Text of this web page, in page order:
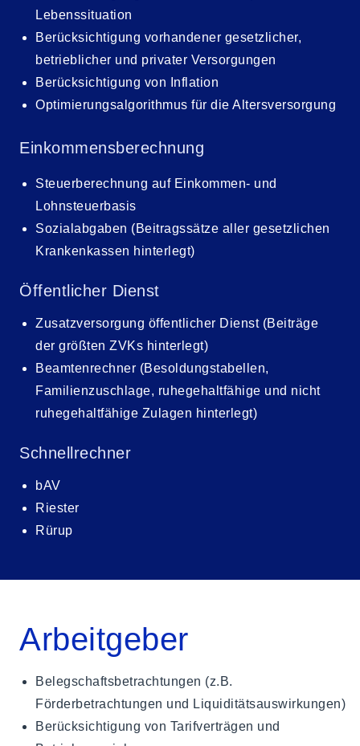
Lebenssituation
Berücksichtigung vorhandener gesetzlicher,
betrieblicher und privater Versorgungen
Berücksichtigung von Inflation
Optimierungsalgorithmus für die Altersversorgung
Einkommensberechnung
Steuerberechnung auf Einkommen- und
Lohnsteuerbasis
Sozialabgaben (Beitragssätze aller gesetzlichen
Krankenkassen hinterlegt)
Öffentlicher Dienst
Zusatzversorgung öffentlicher Dienst (Beiträge
der größten ZVKs hinterlegt)
Beamtenrechner (Besoldungstabellen,
Familienzuschlage, ruhegehaltfähige und nicht
ruhegehaltfähige Zulagen hinterlegt)
Schnellrechner
bAV
Riester
Rürup
Arbeitgeber
Belegschaftsbetrachtungen (z.B.
Förderbetrachtungen und Liquiditätsauswirkungen)
Berücksichtigung von Tarifverträgen und